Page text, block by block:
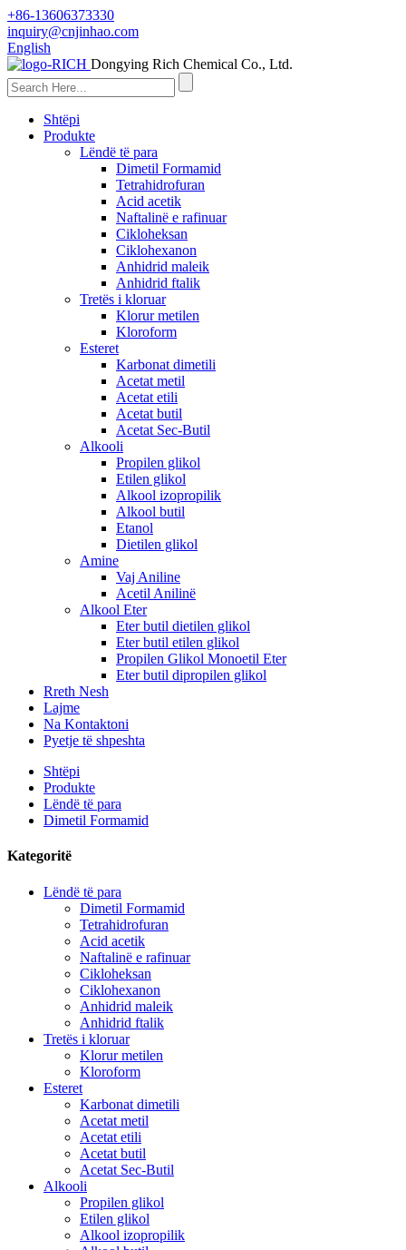
+86-13606373330
inquiry@cnjinhao.com
English
Dongying Rich Chemical Co., Ltd.
Shtëpi
Produkte
Lëndë të para
Dimetil Formamid
Tetrahidrofuran
Acid acetik
Naftalinë e rafinuar
Cikloheksan
Ciklohexanon
Anhidrid maleik
Anhidrid ftalik
Tretës i kloruar
Klorur metilen
Kloroform
Esteret
Karbonat dimetili
Acetat metil
Acetat etili
Acetat butil
Acetat Sec-Butil
Alkooli
Propilen glikol
Etilen glikol
Alkool izopropilik
Alkool butil
Etanol
Dietilen glikol
Amine
Vaj Aniline
Acetil Anilinë
Alkool Eter
Eter butil dietilen glikol
Eter butil etilen glikol
Propilen Glikol Monoetil Eter
Eter butil dipropilen glikol
Rreth Nesh
Lajme
Na Kontaktoni
Pyetje të shpeshta
Shtëpi
Produkte
Lëndë të para
Dimetil Formamid
Kategoritë
Lëndë të para
Dimetil Formamid
Tetrahidrofuran
Acid acetik
Naftalinë e rafinuar
Cikloheksan
Ciklohexanon
Anhidrid maleik
Anhidrid ftalik
Tretës i kloruar
Klorur metilen
Kloroform
Esteret
Karbonat dimetili
Acetat metil
Acetat etili
Acetat butil
Acetat Sec-Butil
Alkooli
Propilen glikol
Etilen glikol
Alkool izopropilik